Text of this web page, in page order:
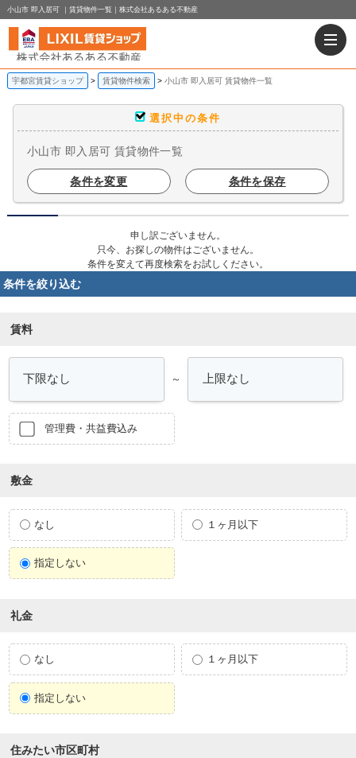
小山市 即入居可 ｜賃貸物件一覧｜株式会社あるある不動産
宇都宮賃貸ショップ 賃貸物件検索 小山市 即入居可 賃貸物件一覧
選択中の条件
小山市 即入居可 賃貸物件一覧
条件を変更 条件を保存
申し訳ございません。
只今、お探しの物件はございません。
条件を変えて再度検索をお試しください。
条件を絞り込む
賃料
～
管理費・共益費込み
敷金
なし １ヶ月以下
指定しない
礼金
なし １ヶ月以下
指定しない
住みたい市区町村